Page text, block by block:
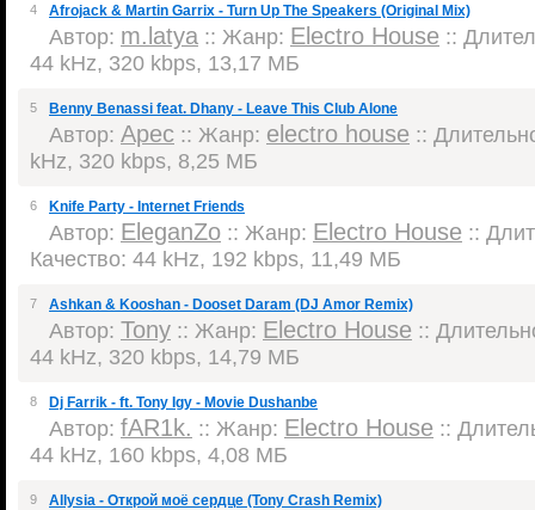
4 Afrojack & Martin Garrix - Turn Up The Speakers (Original Mix)
Автор: m.latya :: Жанр: Electro House ::
44 kHz, 320 kbps, 13,17 МБ
5 Benny Benassi feat. Dhany - Leave This Club Alone
Автор: Apec :: Жанр: electro house ::
kHz, 320 kbps, 8,25 МБ
6 Knife Party - Internet Friends
Автор: EleganZo :: Жанр: Electro House ::
Качество: 44 kHz, 192 kbps, 11,49 МБ
7 Ashkan & Kooshan - Dooset Daram (DJ Amor Remix)
Автор: Tony :: Жанр: Electro House ::
44 kHz, 320 kbps, 14,79 МБ
8 Dj Farrik - ft. Tony Igy - Movie Dushanbe
Автор: fAR1k. :: Жанр: Electro House ::
44 kHz, 160 kbps, 4,08 МБ
9 Allysia - Открой моё сердце (Tony Crash Remix)